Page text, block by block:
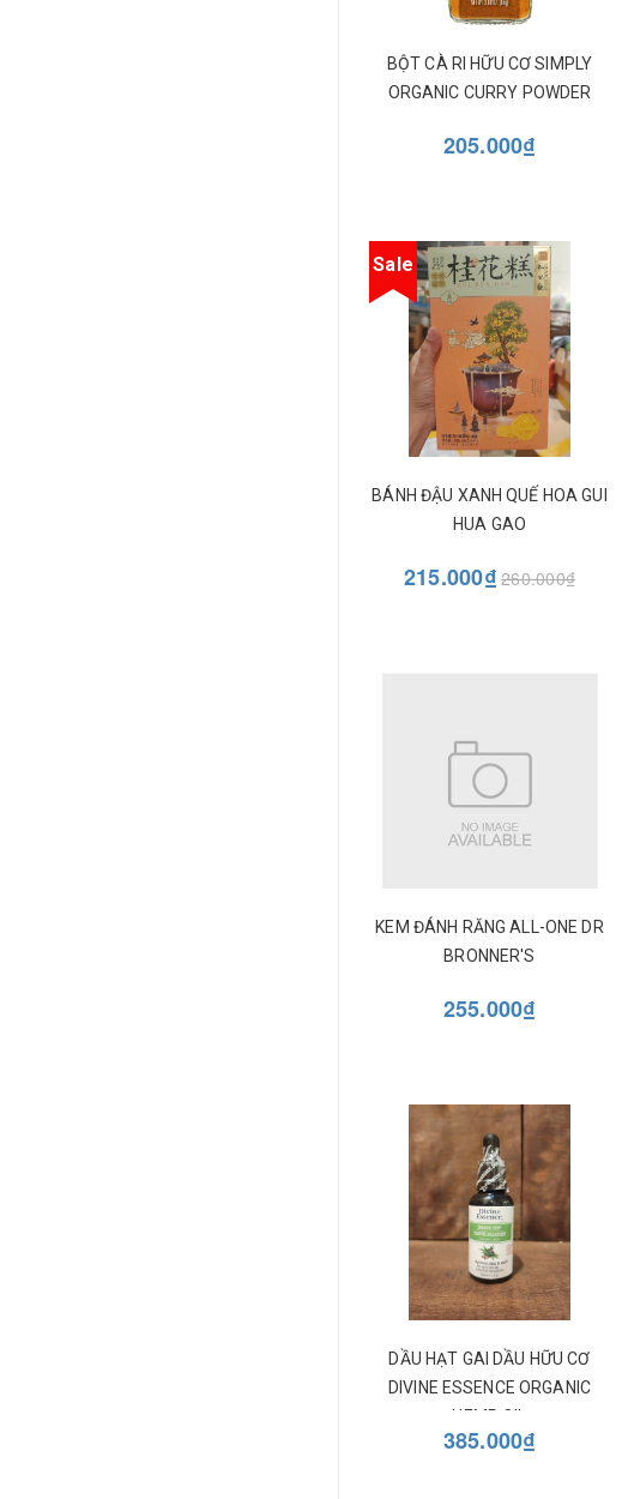
BỘT CÀ RI HỮU CƠ SIMPLY
ORGANIC CURRY POWDER
205.000₫
Sale
BÁNH ĐẬU XANH QUẾ HOA GUI
HUA GAO
215.000₫ 260.000₫
KEM ĐÁNH RĂNG ALL-ONE DR
BRONNER'S
255.000₫
DẦU HẠT GAI DẦU HỮU CƠ
DIVINE ESSENCE ORGANIC
HEMP OIL
385.000₫